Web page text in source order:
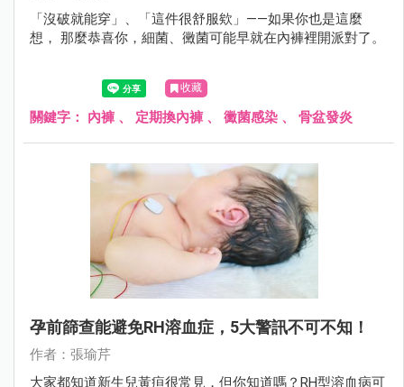
「沒破就能穿」、「這件很舒服欸」——如果你也是這麼
想， 那麼恭喜你，細菌、黴菌可能早就在內褲裡開派對了。
收藏
關鍵字： 內褲 、 定期換內褲 、 黴菌感染 、 骨盆發炎
孕前篩查能避免RH溶血症，5大警訊不可不知！
作者：張瑜芹
大家都知道新生兒黃疸很常見，但你知道嗎？RH型溶血病可